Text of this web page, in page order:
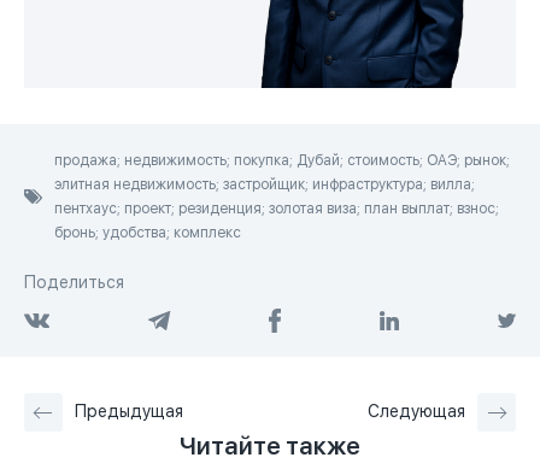
продажа; недвижимость; покупка; Дубай; стоимость; ОАЭ; рынок;
элитная недвижимость; застройщик; инфраструктура; вилла;
пентхаус; проект; резиденция; золотая виза; план выплат; взнос;
бронь; удобства; комплекс
Поделиться
Предыдущая Следующая
Читайте также